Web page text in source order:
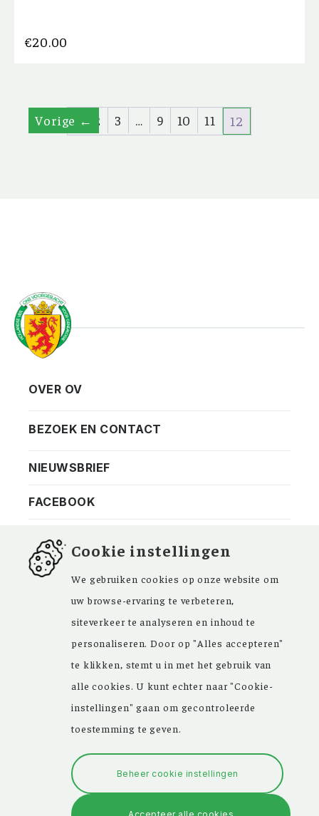
€20.00
← 2 3 … 9 10 11 12
Vereniging
Privacy
Contact
Bezoekadres
OVER OV
BEZOEK EN CONTACT
NIEUWSBRIEF
FACEBOOK
Kom ‘Ons Voorgeslacht’ versterken. Sinds de
oprichting in 1946 zijn de inspirerende
artikelen in ons maandblad en meer dan
15.000 bestanden in onze databank een
grote hulp bij uw genealogisch onderzoek.
Copyright © 2026
Ons Voorgeslacht
Cookie instellingen
We gebruiken cookies op onze website om
uw browse-ervaring te verbeteren,
siteverkeer te analyseren en inhoud te
personaliseren. Door op "Alles accepteren"
te klikken, stemt u in met het gebruik van
alle cookies. U kunt echter naar "Cookie-
instellingen" gaan om gecontroleerde
toestemming te geven.
Beheer cookie instellingen